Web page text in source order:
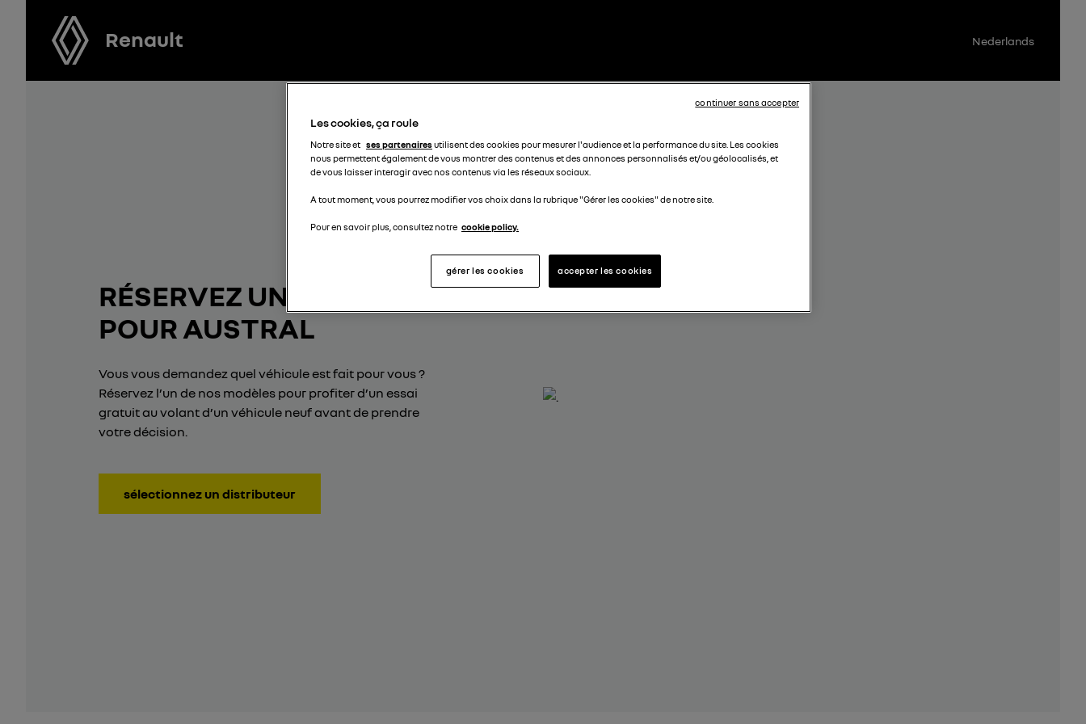
Renault Nederlands
RÉSERVEZ UN ESSAI
POUR AUSTRAL
Vous vous demandez quel véhicule est fait pour vous ?
Réservez l’un de nos modèles pour profiter d’un essai
gratuit au volant d’un véhicule neuf avant de prendre
votre décision.
sélectionnez un distributeur
Les cookies, ça roule
Notre site et ses partenairesutilisent des cookies pour mesurer l'audience et la performance du site. Les cookies
nous permettent également de vous montrer des contenus et des annonces personnalisés et/ou géolocalisés, et
de vous laisser interagir avec nos contenus via les réseaux sociaux.
A tout moment, vous pourrez modifier vos choix dans la rubrique "Gérer les cookies" de notre site.
Pour en savoir plus, consultez notre cookie policy.
accepter les cookies
gérer les cookies
continuer sans accepter